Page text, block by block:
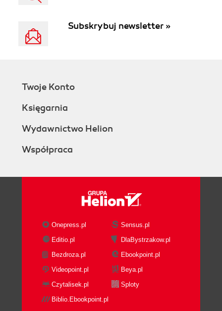
Subskrybuj newsletter »
Twoje Konto
Księgarnia
Wydawnictwo Helion
Współpraca
Onepress.pl
Sensus.pl
Editio.pl
DlaBystrzakow.pl
Bezdroza.pl
Ebookpoint.pl
Videopoint.pl
Beya.pl
Czytalisek.pl
Sploty
Biblio.Ebookpoint.pl